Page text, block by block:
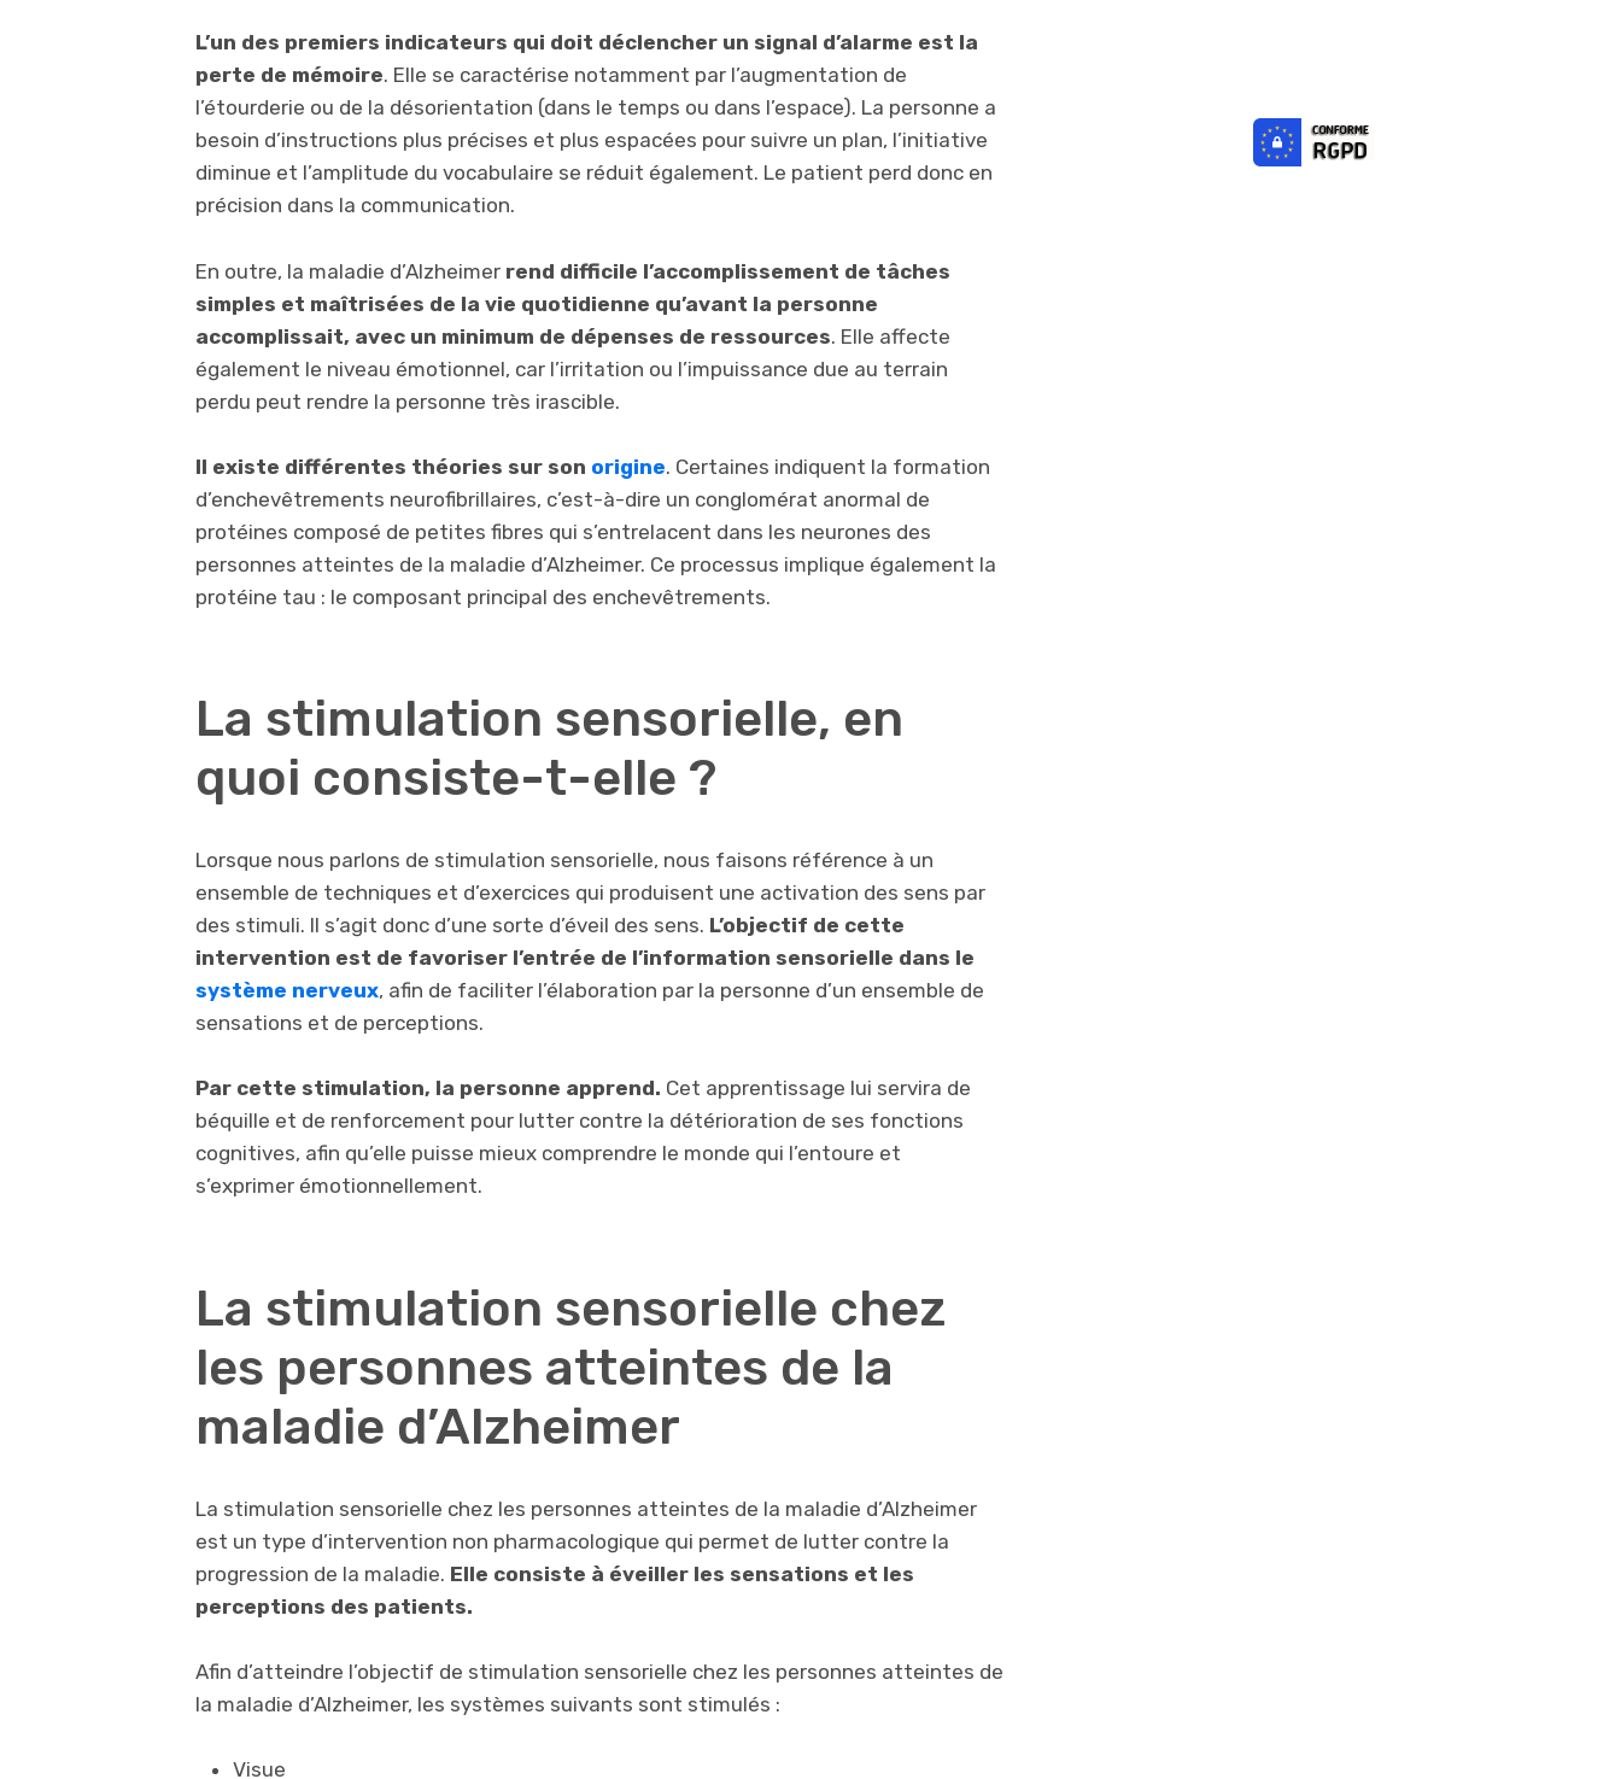
L’un des premiers indicateurs qui doit déclencher un signal d’alarme est la
perte de mémoire. Elle se caractérise notamment par l’augmentation de
l’étourderie ou de la désorientation (dans le temps ou dans l’espace). La personne a
besoin d’instructions plus précises et plus espacées pour suivre un plan, l’initiative
diminue et l’amplitude du vocabulaire se réduit également. Le patient perd donc en
précision dans la communication.
En outre, la maladie d’Alzheimer rend difficile l’accomplissement de tâches
simples et maîtrisées de la vie quotidienne qu’avant la personne
accomplissait, avec un minimum de dépenses de ressources. Elle affecte
également le niveau émotionnel, car l’irritation ou l’impuissance due au terrain
perdu peut rendre la personne très irascible.
Il existe différentes théories sur son origine. Certaines indiquent la formation
d’enchevêtrements neurofibrillaires, c’est-à-dire un conglomérat anormal de
protéines composé de petites fibres qui s’entrelacent dans les neurones des
personnes atteintes de la maladie d’Alzheimer. Ce processus implique également la
protéine tau : le composant principal des enchevêtrements.
La stimulation sensorielle, en
quoi consiste-t-elle ?
Lorsque nous parlons de stimulation sensorielle, nous faisons référence à un
ensemble de techniques et d’exercices qui produisent une activation des sens par
des stimuli. Il s’agit donc d’une sorte d’éveil des sens. L’objectif de cette
intervention est de favoriser l’entrée de l’information sensorielle dans le
système nerveux, afin de faciliter l’élaboration par la personne d’un ensemble de
sensations et de perceptions.
Par cette stimulation, la personne apprend. Cet apprentissage lui servira de
béquille et de renforcement pour lutter contre la détérioration de ses fonctions
cognitives, afin qu’elle puisse mieux comprendre le monde qui l’entoure et
s’exprimer émotionnellement.
La stimulation sensorielle chez
les personnes atteintes de la
maladie d’Alzheimer
La stimulation sensorielle chez les personnes atteintes de la maladie d’Alzheimer
est un type d’intervention non pharmacologique qui permet de lutter contre la
progression de la maladie. Elle consiste à éveiller les sensations et les
perceptions des patients.
Afin d’atteindre l’objectif de stimulation sensorielle chez les personnes atteintes de
la maladie d’Alzheimer, les systèmes suivants sont stimulés :
Visue